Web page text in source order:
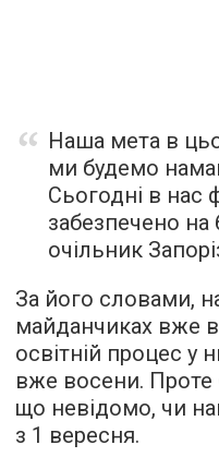
Наша мета в
ми будемо
Сьогодні в нас
забезпечено
очільник
За його словами,
майданчиках вже
освітній процес у
вже восени.
що невідомо, чи
з 1 вересня.